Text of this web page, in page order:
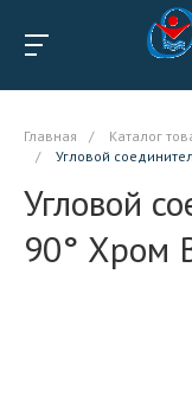
Главная / Каталог
/
Угловой
Угловой
90° Хром